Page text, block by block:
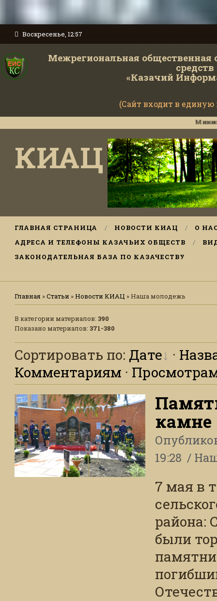
Воскресенье, 12:57
Межрегиональная общественная
«Казачий
(Сайт входит в
Министерство
КИАЦ
ГЛАВНАЯ СТРАНИЦА НОВОСТИ КИАЦ
О
АДРЕСА И ТЕЛЕФОНЫ КАЗАЧЬИХ ОБЩЕСТВ
ЗАКОНОДАТЕЛЬНАЯ БАЗА ПО КАЗАЧЕСТВУ
Главная »Статьи »Новости КИАЦ » Наша молодежь
В категории материалов: 390
Показано материалов: 371-380
Сортировать по: Дате ·
Комментариям ·
камне
19:28
7 мая в
района:
были